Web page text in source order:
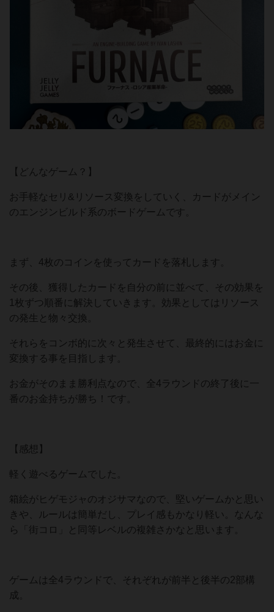
【どんなゲーム？】
お手軽なセリ&リソース変換をしていく、カードがメイン
のエンジンビルド系のボードゲームです。
まず、4枚のコインを使ってカードを落札します。
その後、獲得したカードを自分の前に並べて、その効果を
1枚ずつ順番に解決していきます。効果としてはリソース
の発生と物々交換。
それらをコンボ的に次々と発生させて、最終的にはお金に
変換する事を目指します。
お金がそのまま勝利点なので、全4ラウンドの終了後に一
番のお金持ちが勝ち！です。
【感想】
軽く遊べるゲームでした。
箱絵がヒゲモジャのオジサマなので、堅いゲームかと思い
きや、ルールは簡単だし、プレイ感もかなり軽い。なんな
ら「街コロ」と同等レベルの複雑さかなと思います。
ゲームは全4ラウンドで、それぞれが前半と後半の2部構
成。